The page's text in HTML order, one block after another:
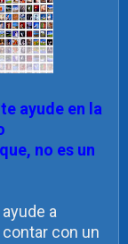
ayude en la
no es un
a
con un